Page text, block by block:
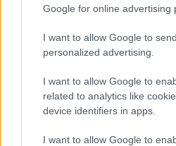
Google for online advertising
I want to allow Google to
personalized advertising.
I want to allow Google to
related to analytics like
device identifiers in apps.
I want to allow Google to
Buggati Veyron
Eden najbolj prepoznavnih
velik ljubitelj luksuznih
njegovi garaži ni nikakršno
najdražjih avtomobilov